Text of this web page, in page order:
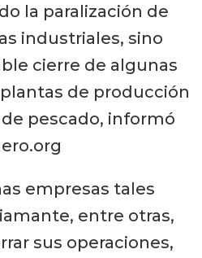
la paralización de
industriales, sino
cierre de algunas
de producción
pescado, informó
empresas tales
entre otras,
sus operaciones,